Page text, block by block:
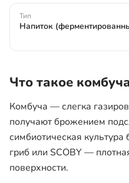
Тип
Напиток
Что такое
Комбуча — слегка
получают брожением
симбиотическая
гриб или SCOBY —
поверхности.